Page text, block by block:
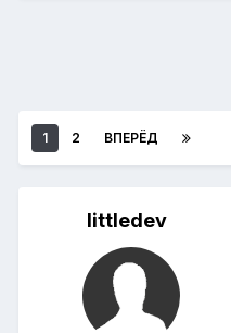
1 2 ВПЕРЁД
littledev